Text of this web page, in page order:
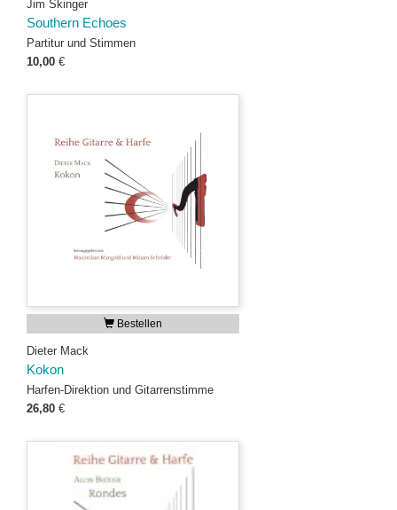
Jim Skinger
Southern Echoes
Partitur und Stimmen
10,00 €
Bestellen
Dieter Mack
Kokon
Harfen-Direktion und Gitarrenstimme
26,80 €